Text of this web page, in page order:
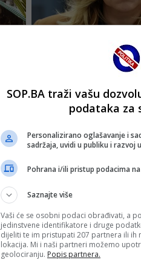
SOP.BA traži vašu
podataka za
Personalizirano oglašavanje i
sadržaja, uvidi u publiku i razvoj
Pohrana i/ili pristup podacima
Saznajte više
Vaši će se osobni podaci obrađivati, a
jedinstvene identifikatore i druge
dijeliti te im pristupati 207 partnera ili ih
lokacija. Mi i naši partneri možemo
geolociranju. Popis partnera.